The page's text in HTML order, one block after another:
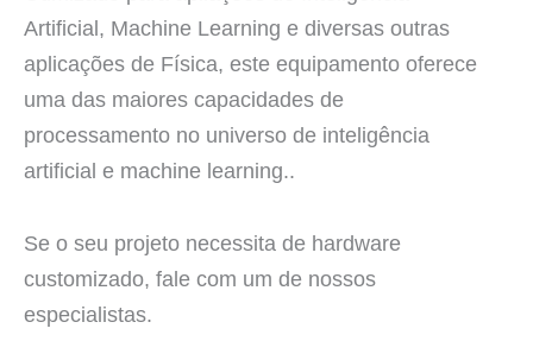
Artificial, Machine Learning e diversas outras
aplicações de Física, este equipamento oferece
uma das maiores capacidades de
processamento no universo de inteligência
artificial e machine learning..
Se o seu projeto necessita de hardware
customizado, fale com um de nossos
especialistas.